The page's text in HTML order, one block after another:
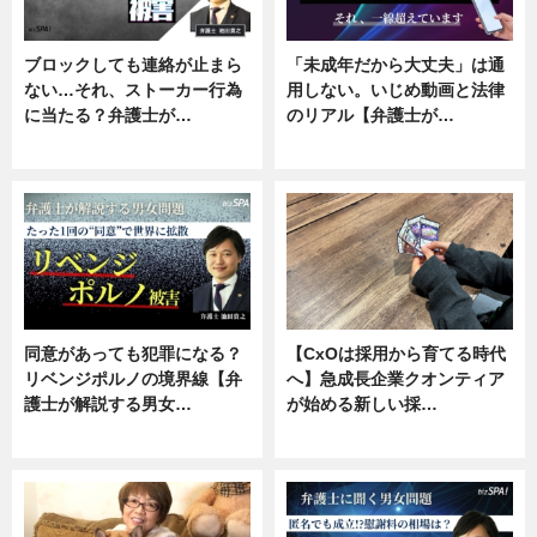
ブロックしても連絡が止まら
ない…それ、ストーカー行為
に当たる？弁護士が…
「未成年だから大丈夫」は通
用しない。いじめ動画と法律
のリアル【弁護士が…
同意があっても犯罪になる？
リベンジポルノの境界線【弁
護士が解説する男女…
【CxOは採用から育てる時代
へ】急成長企業クオンティア
が始める新しい採…